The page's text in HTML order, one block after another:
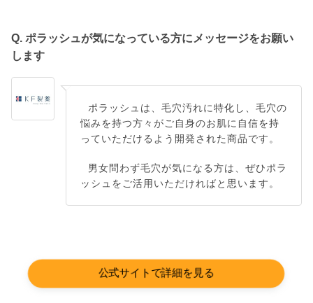
Q. ポラッシュが気になっている方にメッセージをお願い
します
ポラッシュは、毛穴汚れに特化し、毛穴の
悩みを持つ方々がご自身のお肌に自信を持
っていただけるよう開発された商品です。
男女問わず毛穴が気になる方は、ぜひポラ
ッシュをご活用いただければと思います。
公式サイトで詳細を見る